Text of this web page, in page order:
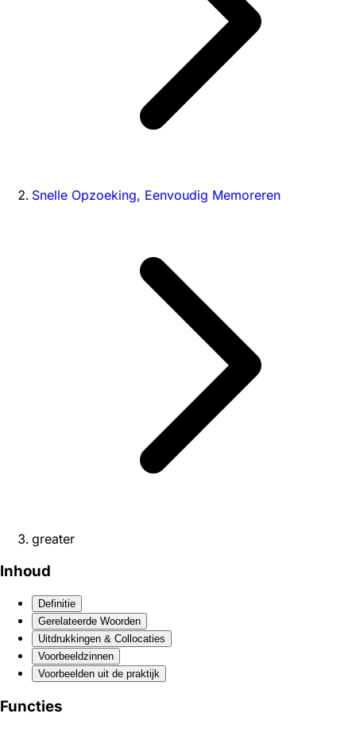
Snelle Opzoeking, Eenvoudig Memoreren
greater
Inhoud
Definitie
Gerelateerde Woorden
Uitdrukkingen & Collocaties
Voorbeeldzinnen
Voorbeelden uit de praktijk
Functies